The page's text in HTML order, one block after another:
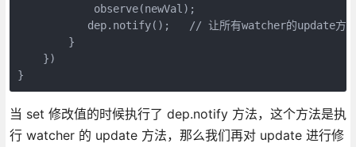
            observe(newVal);
dep.notify();   // 让所有watcher的update方法
        }
    })
当 set 修改值的时候执行了 dep.notify 方法，这个方法是执
行 watcher 的 update 方法，那么我们再对 update 进行修